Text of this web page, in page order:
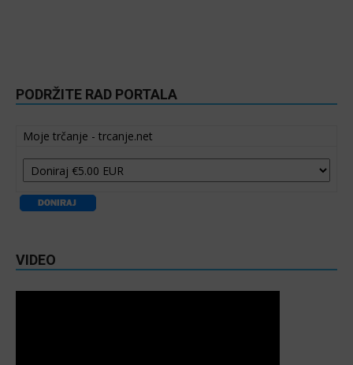
PODRŽITE RAD PORTALA
Moje trčanje - trcanje.net
VIDEO